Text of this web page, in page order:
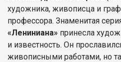
художника, живописца и
профессора. Знаменитая
«Лениниана» принесла
и известность. Он
живописными работами, но